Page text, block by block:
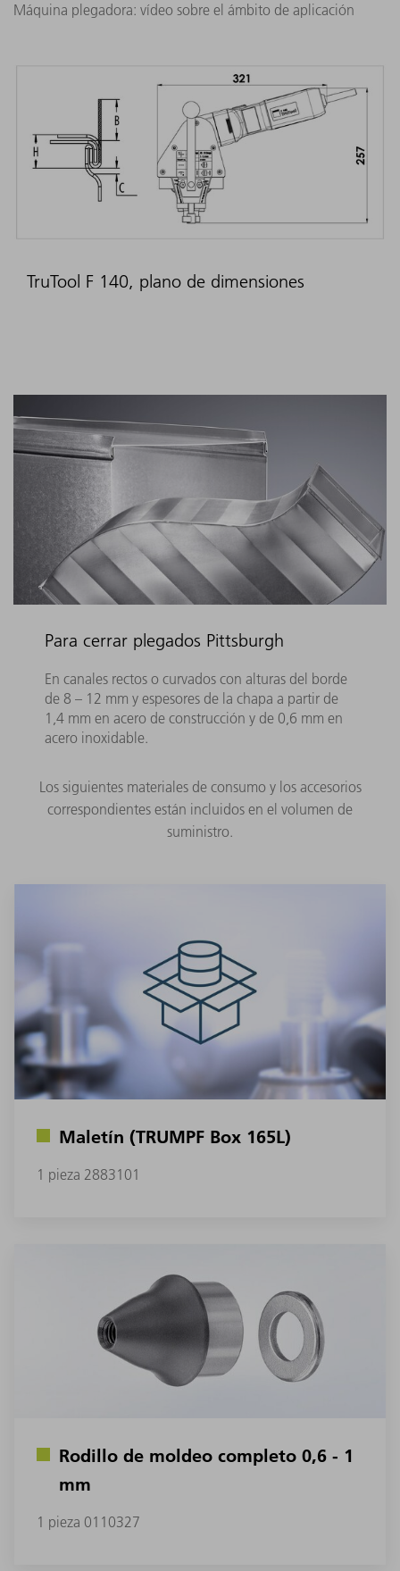
Máquina plegadora: vídeo sobre el ámbito de aplicación
TruTool F 140, plano de dimensiones
Para cerrar plegados Pittsburgh
En canales rectos o curvados con alturas del borde
de 8 – 12 mm y espesores de la chapa a partir de
1,4 mm en acero de construcción y de 0,6 mm en
acero inoxidable.
Los siguientes materiales de consumo y los accesorios
correspondientes están incluidos en el volumen de
suministro.
Maletín (TRUMPF Box 165L)
1 pieza 2883101
Rodillo de moldeo completo 0,6 - 1
mm
1 pieza 0110327